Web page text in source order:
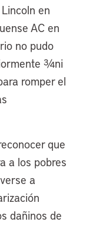
en
AC en
no pudo
¾ni
romper el
que
a los pobres
a
dañinos de